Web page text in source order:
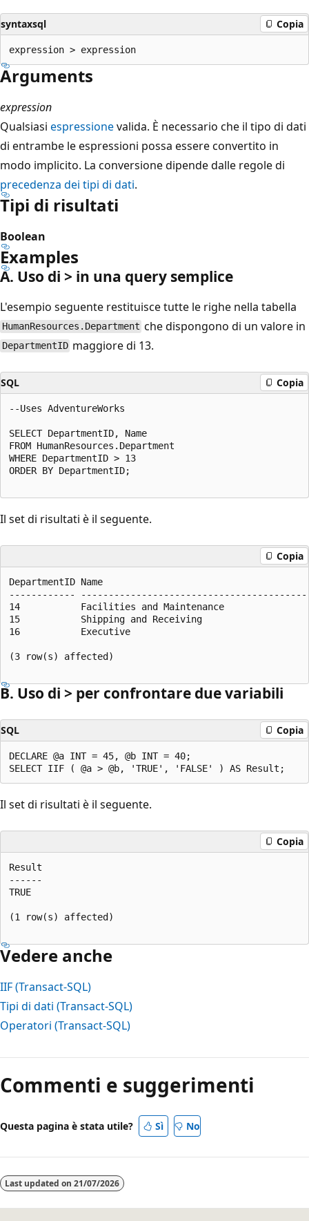
syntaxsql Copia
Arguments
expression
Qualsiasi espressionevalida. È necessario che il tipo di dati
di entrambe le espressioni possa essere convertito in
modo implicito. La conversione dipende dalle regole di
precedenza dei tipi di dati.
Tipi di risultati
Boolean
Examples
A. Uso di > in una query semplice
L'esempio seguente restituisce tutte le righe nella tabella
HumanResources.Department che dispongono di un valore in
DepartmentID maggiore di 13.
SQL Copia
--Uses AdventureWorks
SELECT DepartmentID, Name
FROM HumanResources.Department
WHERE DepartmentID > 13
ORDER BY DepartmentID;
Il set di risultati è il seguente.
Copia
DepartmentID Name
------------
14           Facilities and Maintenance
15           Shipping and Receiving
16           Executive
(3 row(s) affected)
B. Uso di > per confrontare due variabili
SQL Copia
DECLARE @a INT = 45, @b INT = 40;
Il set di risultati è il seguente.
Copia
Result
------
TRUE
(1 row(s) affected)
Vedere anche
IIF (Transact-SQL)
Tipi di dati (Transact-SQL)
Operatori (Transact-SQL)
di
lettura
Commenti e suggerimenti
Questa pagina è stata utile? Sì No
Last updated on 21/07/2026